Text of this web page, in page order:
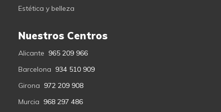
Estética y belleza
Nuestros Centros
Alicante 965 209 966
Barcelona 934 510 909
Girona 972 209 908
Murcia 968 297 486